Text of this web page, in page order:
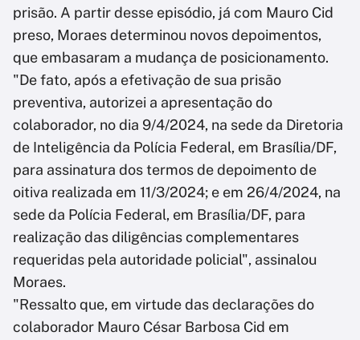
prisão. A partir desse episódio, já com Mauro Cid
preso, Moraes determinou novos depoimentos,
que embasaram a mudança de posicionamento.
"De fato, após a efetivação de sua prisão
preventiva, autorizei a apresentação do
colaborador, no dia 9/4/2024, na sede da Diretoria
de Inteligência da Polícia Federal, em Brasília/DF,
para assinatura dos termos de depoimento de
oitiva realizada em 11/3/2024; e em 26/4/2024, na
sede da Polícia Federal, em Brasília/DF, para
realização das diligências complementares
requeridas pela autoridade policial", assinalou
Moraes.
"Ressalto que, em virtude das declarações do
colaborador Mauro César Barbosa Cid em